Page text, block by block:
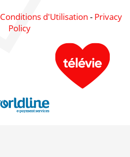
Conditions d'Utilisation - Privacy
Policy